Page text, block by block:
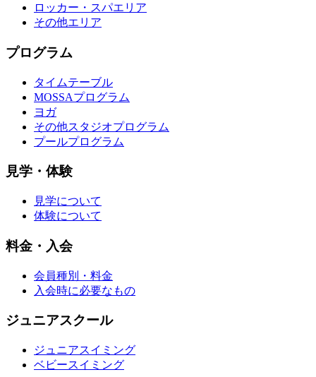
ロッカー・スパエリア
その他エリア
プログラム
タイムテーブル
MOSSAプログラム
ヨガ
その他スタジオプログラム
プールプログラム
見学・体験
見学について
体験について
料金・入会
会員種別・料金
入会時に必要なもの
ジュニアスクール
ジュニアスイミング
ベビースイミング